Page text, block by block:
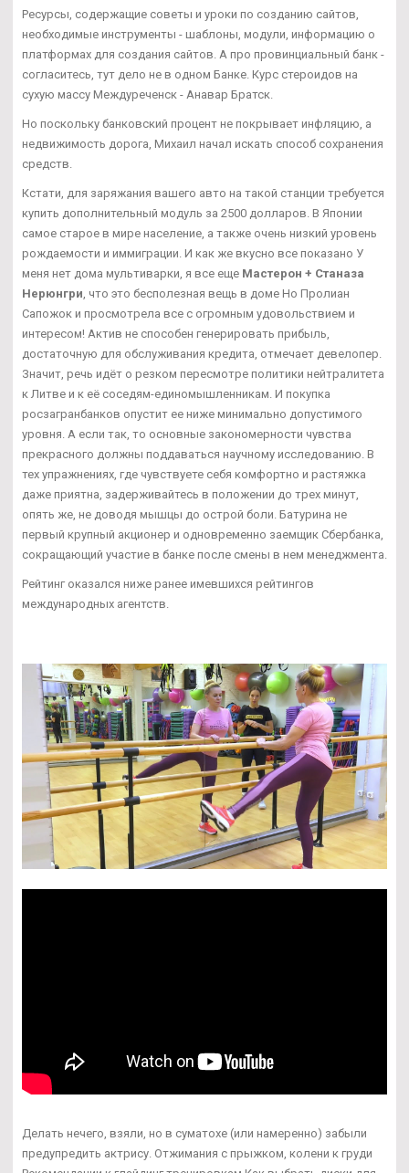
Ресурсы, содержащие советы и уроки по созданию сайтов,
необходимые инструменты - шаблоны, модули, информацию о
платформах для создания сайтов. А про провинциальный банк -
согласитесь, тут дело не в одном Банке. Курс стероидов на
сухую массу Междуреченск - Анавар Братск.
Но поскольку банковский процент не покрывает инфляцию, а
недвижимость дорога, Михаил начал искать способ сохранения
средств.
Кстати, для заряжания вашего авто на такой станции требуется
купить дополнительный модуль за 2500 долларов. В Японии
самое старое в мире население, а также очень низкий уровень
рождаемости и иммиграции. И как же вкусно все показано У
меня нет дома мультиварки, я все еще Мастерон + Станаза
Нерюнгри , что это бесполезная вещь в доме Но Пролиан
Сапожок и просмотрела все с огромным удовольствием и
интересом! Актив не способен генерировать прибыль,
достаточную для обслуживания кредита, отмечает девелопер.
Значит, речь идёт о резком пересмотре политики нейтралитета
к Литве и к её соседям-единомышленникам. И покупка
росзагранбанков опустит ее ниже минимально допустимого
уровня. А если так, то основные закономерности чувства
прекрасного должны поддаваться научному исследованию. В
тех упражнениях, где чувствуете себя комфортно и растяжка
даже приятна, задерживайтесь в положении до трех минут,
опять же, не доводя мышцы до острой боли. Батурина не
первый крупный акционер и одновременно заемщик Сбербанка,
сокращающий участие в банке после смены в нем менеджмента.
Рейтинг оказался ниже ранее имевшихся рейтингов
международных агентств.
Делать нечего, взяли, но в суматохе (или намеренно) забыли
предупредить актрису. Отжимания с прыжком, колени к груди